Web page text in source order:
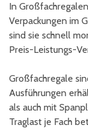
In
Verpackungen im
sind sie schnell
Preis-Leistungs-
Großfachregale
Ausführungen
als auch mit
Traglast je Fach